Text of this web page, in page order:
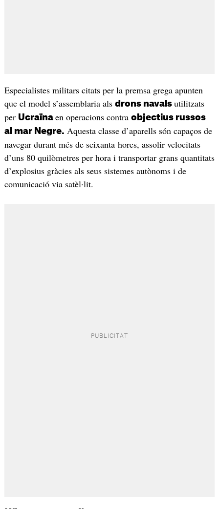
Especialistes militars citats per la premsa grega apunten
que el model s’assemblaria als drons navals utilitzats
per Ucraïna en operacions contra objectius russos
al mar Negre. Aquesta classe d’aparells són capaços de
navegar durant més de seixanta hores, assolir velocitats
d’uns 80 quilòmetres per hora i transportar grans quantitats
d’explosius gràcies als seus sistemes autònoms i de
comunicació via satèl·lit.